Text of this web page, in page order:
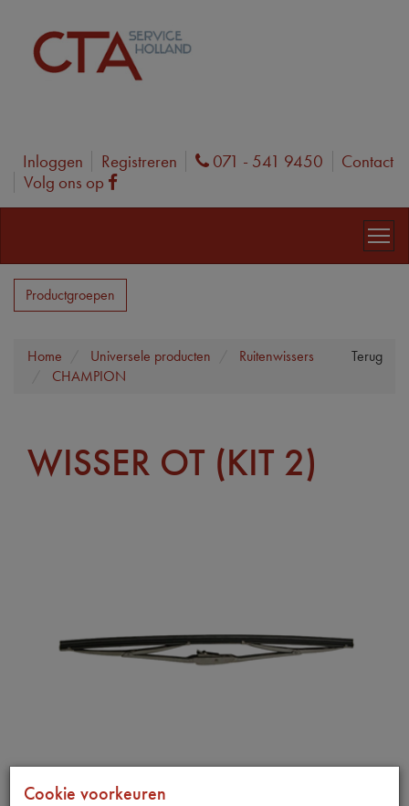
Inloggen Registreren Phone
071 - 541 9450
Contact
Volg ons op
Facebook
Productgroepen
Terug
Home Universele producten
Ruitenwissers
CHAMPION
WISSER OT (KIT 2)
Cookie voorkeuren